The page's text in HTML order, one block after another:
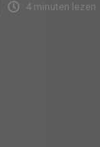
4 minuten lezen